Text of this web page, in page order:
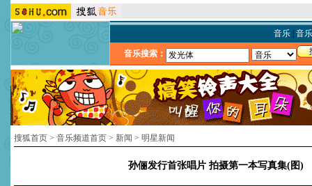
音乐| 音
音乐搜索：
搜狐首页 > 音乐频道首页 > 新闻 > 明星新闻
孙俪发行首张唱片 拍摄第一本写真集(图)